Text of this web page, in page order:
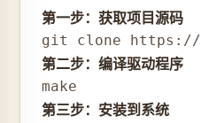
第一步：获取项目源码
git clone https://
第二步：编译驱动程序
make
第三步：安装到系统